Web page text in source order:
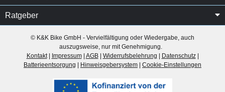
Ratgeber
© K&K Bike GmbH - Vervielfältigung oder Wiedergabe, auch
auszugsweise, nur mit Genehmigung.
Kontakt| Impressum| AGB| Widerrufsbelehrung | Datenschutz|
Batterieentsorgung | Hinweisgebersystem | Cookie-Einstellungen